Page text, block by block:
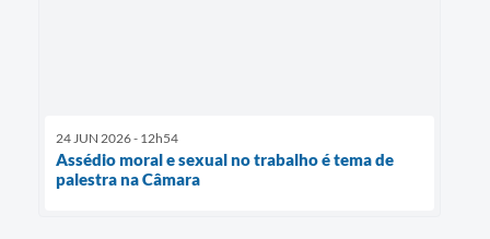
24 JUN 2026 - 12h54
Assédio moral e sexual no trabalho é tema de
palestra na Câmara